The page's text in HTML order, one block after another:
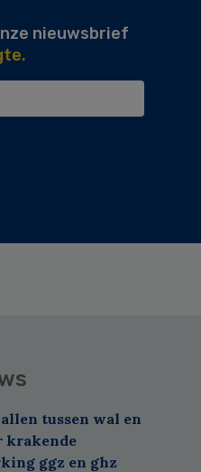
nieuwsbrief
tussen wal en
krakende
ggz en ghz